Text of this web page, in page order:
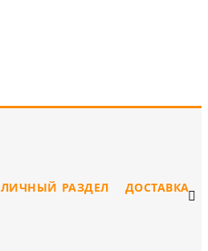
ДОСТАВКА
ЛИЧНЫЙ РАЗДЕЛ